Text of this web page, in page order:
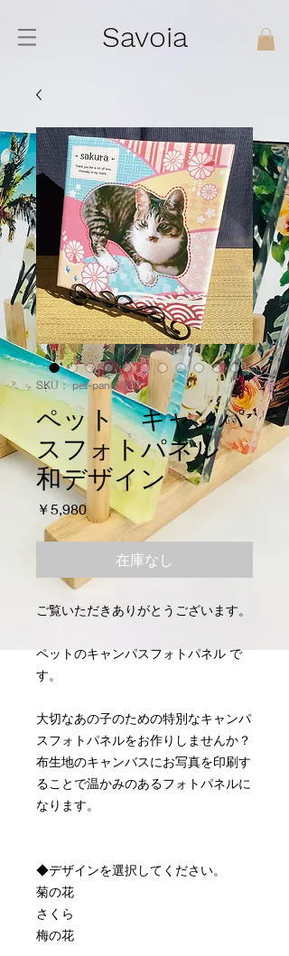
Savoia
SKU： pet-panel-002
ペット キャンパ
スフォトパネル
和デザイン
￥5,980価
格
在庫なし
ご覧いただきありがとうございます。
ペットのキャンパスフォトパネル で
す。
大切なあの子のための特別なキャンパ
スフォトパネルをお作りしませんか？
布生地のキャンバスにお写真を印刷す
ることで温かみのあるフォトパネルに
なります。
◆デザインを選択してください。
菊の花
さくら
梅の花